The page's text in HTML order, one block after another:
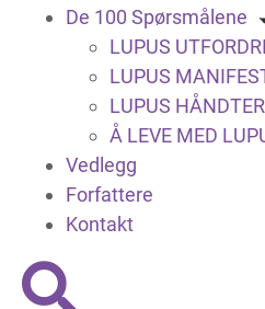
De 100 Spørsmålene
LUPUS
LUPUS
LUPUS
Å LEVE MED
Vedlegg
Forfattere
Kontakt